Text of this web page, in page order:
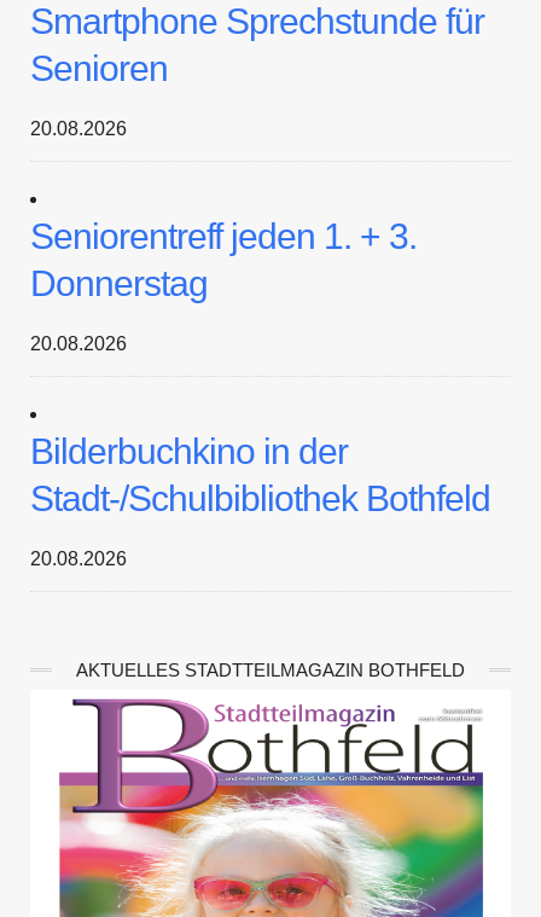
Smartphone Sprechstunde für
Senioren
20.08.2026
Seniorentreff jeden 1. + 3.
Donnerstag
20.08.2026
Bilderbuchkino in der
Stadt-/Schulbibliothek Bothfeld
20.08.2026
AKTUELLES STADTTEILMAGAZIN BOTHFELD